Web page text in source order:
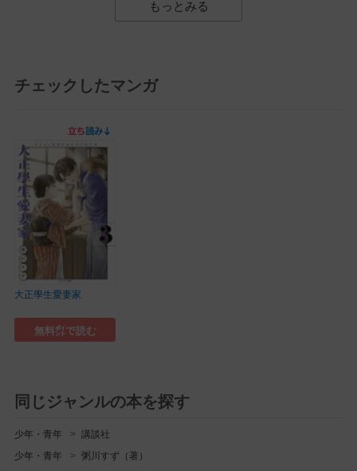
もっとみる
チェックしたマンガ
大正學生愛妻家
無料㌽で読む
同じジャンルの本を探す
少年・青年 講談社
少年・青年 粥川すず（著）